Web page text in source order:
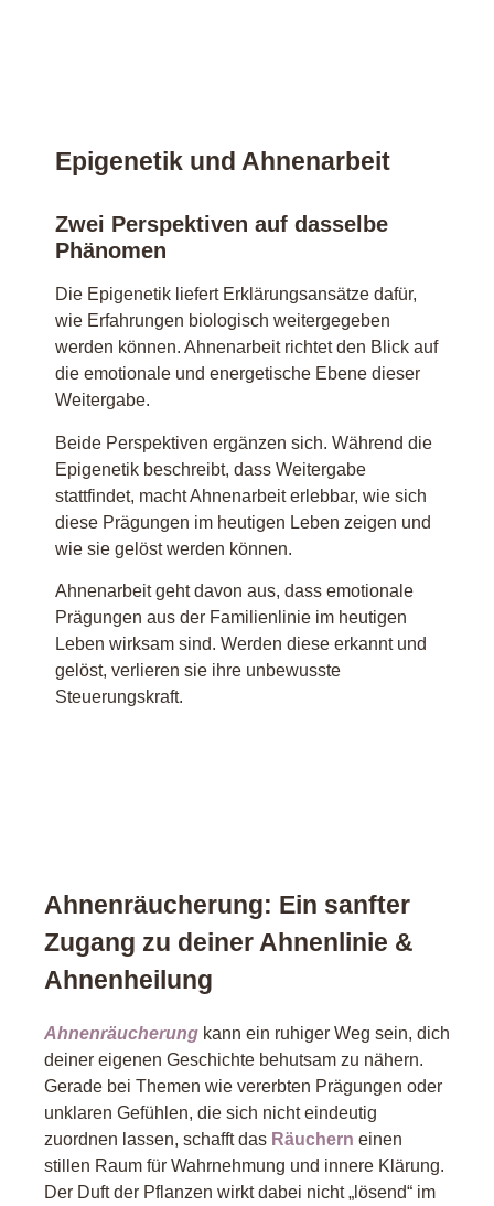
Epigenetik und Ahnenarbeit
Zwei Perspektiven auf dasselbe
Phänomen
Die Epigenetik liefert Erklärungsansätze dafür,
wie Erfahrungen biologisch weitergegeben
werden können. Ahnenarbeit richtet den Blick auf
die emotionale und energetische Ebene dieser
Weitergabe.
Beide Perspektiven ergänzen sich. Während die
Epigenetik beschreibt, dass Weitergabe
stattfindet, macht Ahnenarbeit erlebbar, wie sich
diese Prägungen im heutigen Leben zeigen und
wie sie gelöst werden können.
Ahnenarbeit geht davon aus, dass emotionale
Prägungen aus der Familienlinie im heutigen
Leben wirksam sind. Werden diese erkannt und
gelöst, verlieren sie ihre unbewusste
Steuerungskraft.
Ahnenräucherung: Ein sanfter
Zugang zu deiner Ahnenlinie &
Ahnenheilung
Ahnenräucherung kann ein ruhiger Weg sein, dich
deiner eigenen Geschichte behutsam zu nähern.
Gerade bei Themen wie vererbten Prägungen oder
unklaren Gefühlen, die sich nicht eindeutig
zuordnen lassen, schafft das Räuchern einen
stillen Raum für Wahrnehmung und innere Klärung.
Der Duft der Pflanzen wirkt dabei nicht „lösend“ im